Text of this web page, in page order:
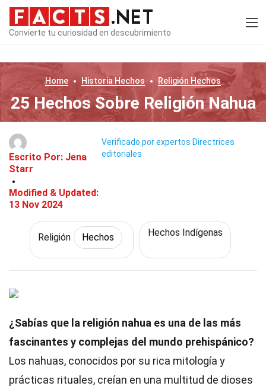
Convierte tu curiosidad en descubrimiento
Home Historia Hechos Religión Hechos
25 Hechos Sobre Religión Nahua
Escrito Por: Jena
Starr
Modified & Updated:
13 Nov 2024
Verificado por expertos Directrices
editoriales
Religión Hechos Hechos Indígenas
¿Sabías que la religión nahua es una de las más
fascinantes y complejas del mundo prehispánico?
Los nahuas, conocidos por su rica mitología y
prácticas rituales, creían en una multitud de dioses